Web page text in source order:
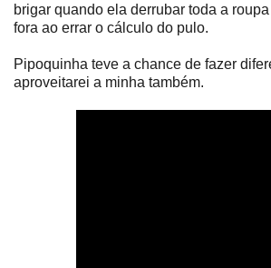
brigar quando ela derrubar toda a
fora ao errar o cálculo do pulo.
Pipoquinha teve a chance de fazer
aproveitarei a minha também.